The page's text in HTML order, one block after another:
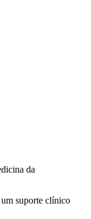
da
suporte clínico